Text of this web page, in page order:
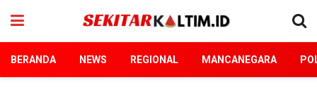
BERANDA NEWS REGIONAL MANCANEGARA